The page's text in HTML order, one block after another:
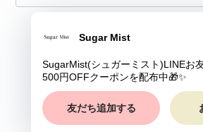
ショップに質問